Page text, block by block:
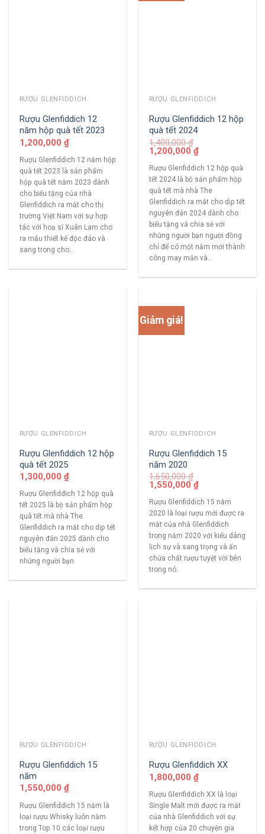
RƯỢU GLENFIDDICH
Rượu Glenfiddich 12
năm hộp quà tết 2023
1,200,000 ₫
Rượu Glenfiddich 12 năm hộp
quà tết 2023 là sản phẩm
hộp quà tết năm 2023 dành
cho biếu tặng của nhà
Glenfiddich ra mắt cho thị
trường Việt Nam với sự hợp
tác với hoạ sĩ Xuân Lam cho
ra mẫu thiết kế độc đáo và
sang trong cho..
RƯỢU GLENFIDDICH
Rượu Glenfiddich 12 hộp
quà tết 2024
1,400,000₫
1,200,000₫
Rượu Glenfiddich 12 hộp quà
tết 2024 là bộ sản phẩm hộp
quà tết mà nhà The
Glenfiddich ra mắt cho dịp tết
nguyên đán 2024 dành cho
biếu tặng và chia sẻ với
những người bạn người đồng
chí để có một năm mới thành
công may mắn và..
RƯỢU GLENFIDDICH
Rượu Glenfiddich 12 hộp
quà tết 2025
1,300,000 ₫
Rượu Glenfiddich 12 hộp quà
tết 2025 là bộ sản phẩm hộp
quà tết mà nhà The
Glenfiddich ra mắt cho dịp tết
nguyên đán 2025 dành cho
biếu tặng và chia sẻ với
những người bạn
Giảm giá!
RƯỢU GLENFIDDICH
Rượu Glenfiddich 15
năm 2020
1,650,000₫
1,550,000₫
Rượu Glenfiddich 15 năm
2020 là loại rượu mới được ra
mắt của nhà Glenfiddich
trong năm 2020 với kiểu dáng
lịch sự và sang trọng và ẩn
chứa chất rượu tuyệt vời bên
trong nó.
RƯỢU GLENFIDDICH
Rượu Glenfiddich 15
năm
1,550,000 ₫
Rượu Glenfiddich 15 năm là
loại rượu Whisky luôn nằm
trong Top 10 các loại rượu
RƯỢU GLENFIDDICH
Rượu Glenfiddich XX
1,800,000 ₫
Rượu Glenfiddich XX là loại
Single Malt mới được ra mắt
của nhà Glenfiddich với sự
kết hợp của 20 chuyện gia